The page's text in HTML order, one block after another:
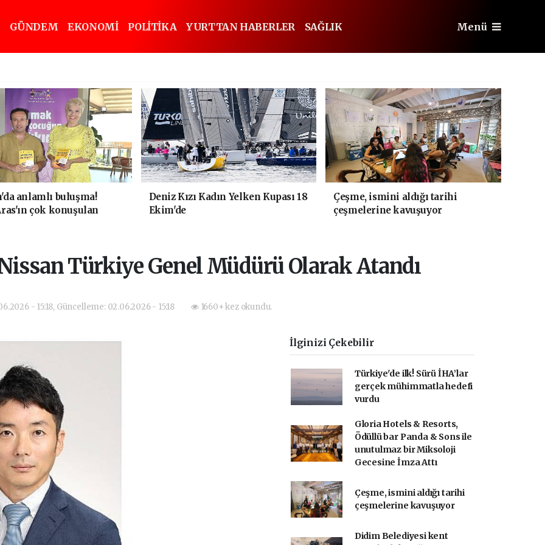
GÜNDEM EKONOMİ POLİTİKA YURTTAN HABERLER SAĞLIK Menü
anlamlı buluşma!
çok konuşulan
Deniz Kızı Kadın Yelken Kupası 18
Ekim'de
Çeşme, ismini aldığı tarihi
çeşmelerine kavuşuyor
Türkiye Genel Müdürü Olarak Atandı
- 15:18, Güncelleme: 02.06.2026 - 15:18 1660+ kez okundu.
İlginizi Çekebilir
Türkiye'de ilk! Sürü İHA’lar
gerçek mühimmatla hedefi
vurdu
Gloria Hotels & Resorts,
Ödüllü bar Panda & Sons ile
unutulmaz bir Miksoloji
Gecesine İmza Attı
Çeşme, ismini aldığı tarihi
çeşmelerine kavuşuyor
Didim Belediyesi kent